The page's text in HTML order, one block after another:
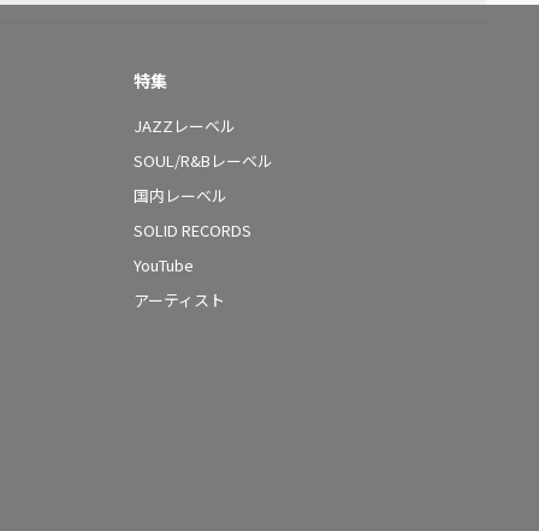
特集
JAZZレーベル
SOUL/R&Bレーベル
国内レーベル
SOLID RECORDS
YouTube
アーティスト